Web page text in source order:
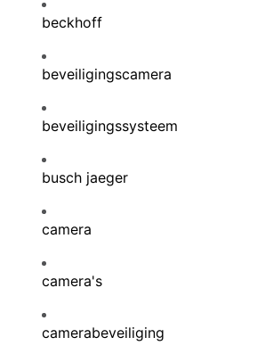
beckhoff
beveiligingscamera
beveiligingssysteem
busch jaeger
camera
camera's
camerabeveiliging